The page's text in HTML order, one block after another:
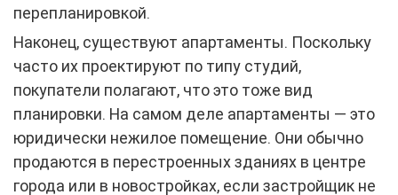
перепланировкой.
Наконец, существуют апартаменты. Поскольку
часто их проектируют по типу студий,
покупатели полагают, что это тоже вид
планировки. На самом деле апартаменты — это
юридически нежилое помещение. Они обычно
продаются в перестроенных зданиях в центре
города или в новостройках, если застройщик не